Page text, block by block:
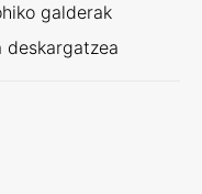
galderak